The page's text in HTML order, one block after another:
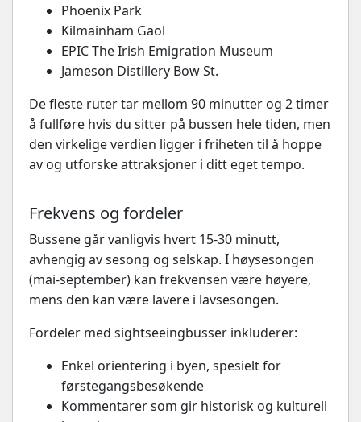
Phoenix Park
Kilmainham Gaol
EPIC The Irish Emigration Museum
Jameson Distillery Bow St.
De fleste ruter tar mellom 90 minutter og 2 timer
å fullføre hvis du sitter på bussen hele tiden, men
den virkelige verdien ligger i friheten til å hoppe
av og utforske attraksjoner i ditt eget tempo.
Frekvens og fordeler
Bussene går vanligvis hvert 15-30 minutt,
avhengig av sesong og selskap. I høysesongen
(mai-september) kan frekvensen være høyere,
mens den kan være lavere i lavsesongen.
Fordeler med sightseeingbusser inkluderer:
Enkel orientering i byen, spesielt for
førstegangsbesøkende
Kommentarer som gir historisk og kulturell